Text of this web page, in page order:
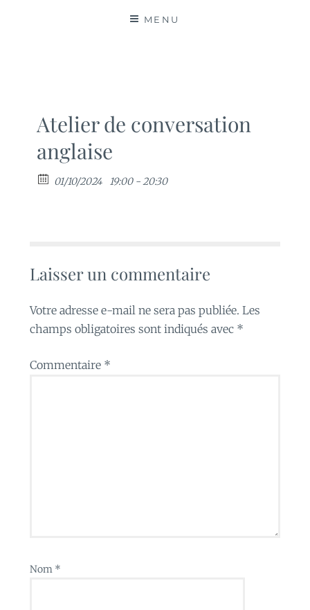
MENU
Atelier de conversation
anglaise
01/10/2024 19:00 - 20:30
Laisser un commentaire
Votre adresse e-mail ne sera pas publiée. Les
champs obligatoires sont indiqués avec *
Commentaire *
Nom *